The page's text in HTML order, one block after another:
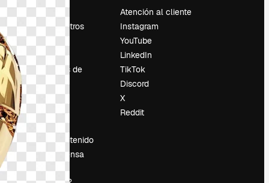
Sobre nosotros
Empleo
Tendencias de
búsqueda
Blog
Eventos
Slidesgo
Vender contenido
Sala de prensa
¿Buscas
Atención al cliente
Instagram
YouTube
LinkedIn
TikTok
Discord
X
Reddit